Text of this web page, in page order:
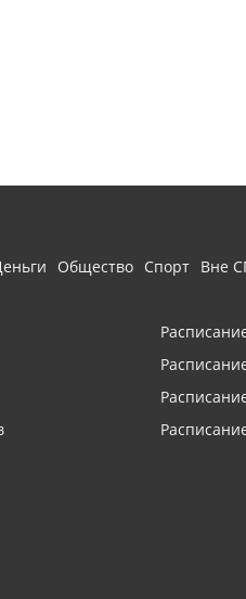
Общество Спорт Вне